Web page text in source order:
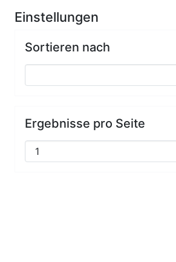
Einstellungen
Sortieren nach
Ergebnisse pro Seite